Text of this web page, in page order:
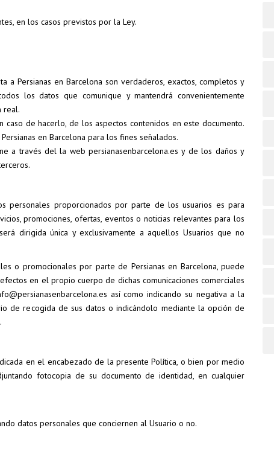
en los casos previstos por la Ley.
Persianas en Barcelona son verdaderos, exactos, completos y
los datos que comunique y mantendrá convenientemente
real.
de hacerlo, de los aspectos contenidos en este documento.
en Barcelona para los fines señalados.
a través del la web persianasenbarcelona.es y de los daños y
personales proporcionados por parte de los usuarios es para
promociones, ofertas, eventos o noticias relevantes para los
dirigida única y exclusivamente a aquellos Usuarios que no
o promocionales por parte de Persianas en Barcelona, puede
en el propio cuerpo de dichas comunicaciones comerciales
así como indicando su negativa a la
de recogida de sus datos o indicándolo mediante la opción de
en el encabezado de la presente Política, o bien por medio
fotocopia de su documento de identidad, en cualquier
datos personales que conciernen al Usuario o no.